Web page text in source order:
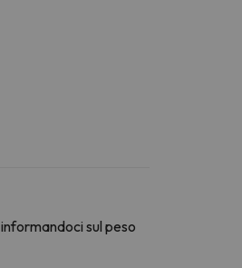
informandoci sul peso